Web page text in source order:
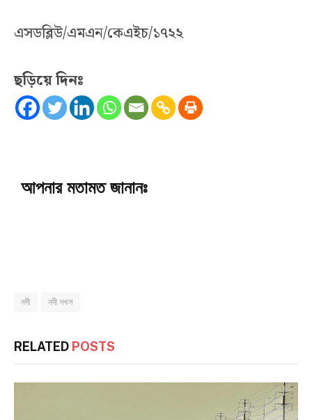
এসডব্লিউ/এমএন/কেএইচ/১৭২২
ছড়িয়ে দিনঃ
আপনার মতামত জানানঃ
নদী নদী দখল
RELATED POSTS